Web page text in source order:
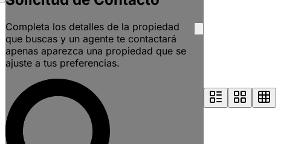
Completa los detalles de la propiedad
que buscas y un agente te contactará
apenas aparezca una propiedad que se
ajuste a tus preferencias.